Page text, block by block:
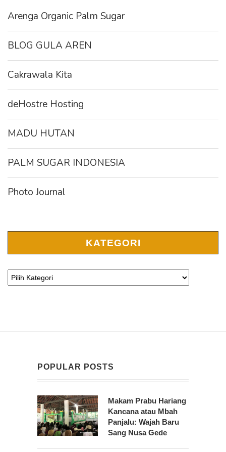
Arenga Organic Palm Sugar
BLOG GULA AREN
Cakrawala Kita
deHostre Hosting
MADU HUTAN
PALM SUGAR INDONESIA
Photo Journal
KATEGORI
POPULAR POSTS
Makam Prabu Hariang
Kancana atau Mbah
Panjalu: Wajah Baru
Sang Nusa Gede